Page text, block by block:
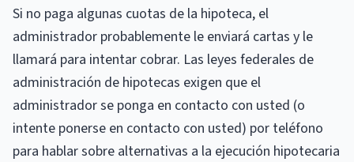
Si no paga algunas cuotas de la hipoteca, el
administrador probablemente le enviará cartas y le
llamará para intentar cobrar. Las leyes federales de
administración de hipotecas exigen que el
administrador se ponga en contacto con usted (o
intente ponerse en contacto con usted) por teléfono
para hablar sobre alternativas a la ejecución hipotecaria